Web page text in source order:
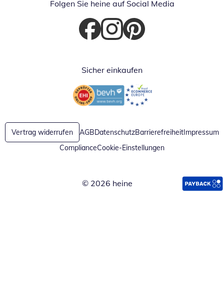
Folgen Sie heine auf Social Media
Öffnet in neuem Fenster
Öffnet in neuem Fenster
Öffnet in neuem Fenster
Sicher einkaufen
Öffnet in neuem FensterÖffnet in neuem Fenster
Vertrag widerrufen AGBDatenschutzBarrierefreiheitImpressum
ComplianceCookie-Einstellungen
© 2026 heine